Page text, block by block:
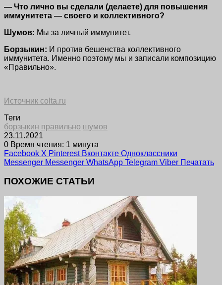
— Что лично вы сделали (делаете) для повышения
иммунитета — своего и коллективного?
Шумов: Мы за личный иммунитет.
Борзыкин: И против бешенства коллективного
иммунитета. Именно поэтому мы и записали композицию
«Правильно».
Источник colta.ru
Теги
борзыкин правильно шумов
23.11.2021
0 Время чтения: 1 минута
Facebook X Pinterest Вконтакте Одноклассники
Messenger Messenger WhatsApp Telegram Viber Печатать
ПОХОЖИЕ СТАТЬИ